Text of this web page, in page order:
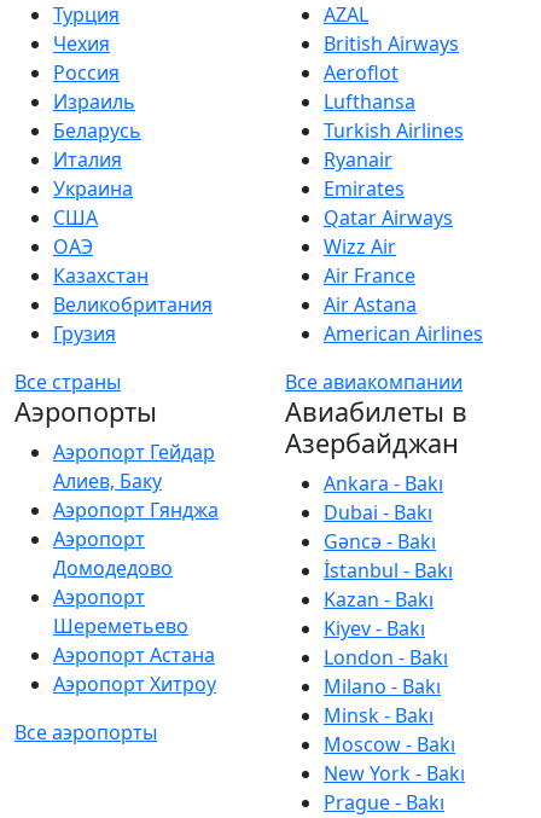
Турция
Чехия
Россия
Израиль
Беларусь
Италия
Украина
США
ОАЭ
Казахстан
Великобритания
Грузия
Все страны
AZAL
British Airways
Aeroflot
Lufthansa
Turkish Airlines
Ryanair
Emirates
Qatar Airways
Wizz Air
Air France
Air Astana
American Airlines
Все авиакомпании
Аэропорты
Аэропорт Гейдар
Алиев, Баку
Аэропорт Гянджа
Аэропорт
Домодедово
Аэропорт
Шереметьево
Аэропорт Астана
Аэропорт Хитроу
Все аэропорты
Авиабилеты в
Азербайджан
Ankara - Bakı
Dubai - Bakı
Gəncə - Bakı
İstanbul - Bakı
Kazan - Bakı
Kiyev - Bakı
London - Bakı
Milano - Bakı
Minsk - Bakı
Moscow - Bakı
New York - Bakı
Prague - Bakı